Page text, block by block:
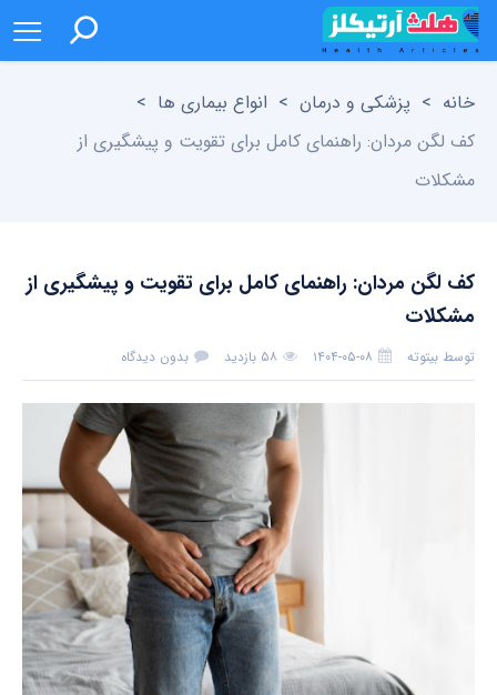
خانه > پزشکی و درمان > انواع بیماری ها >
کف لگن مردان: راهنمای کامل برای تقویت و پیشگیری از
مشکلات
کف لگن مردان: راهنمای کامل برای تقویت و پیشگیری از
مشکلات
توسط بیتوته ۱۴۰۴-۰۵-۰۸ ۵۸ بازدید بدون دیدگاه